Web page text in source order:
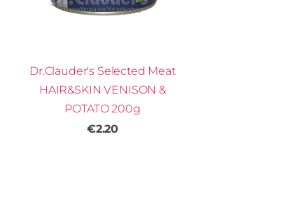
Dr.Clauder's Selected Meat
HAIR&SKIN VENISON &
POTATO 200g
€2.20